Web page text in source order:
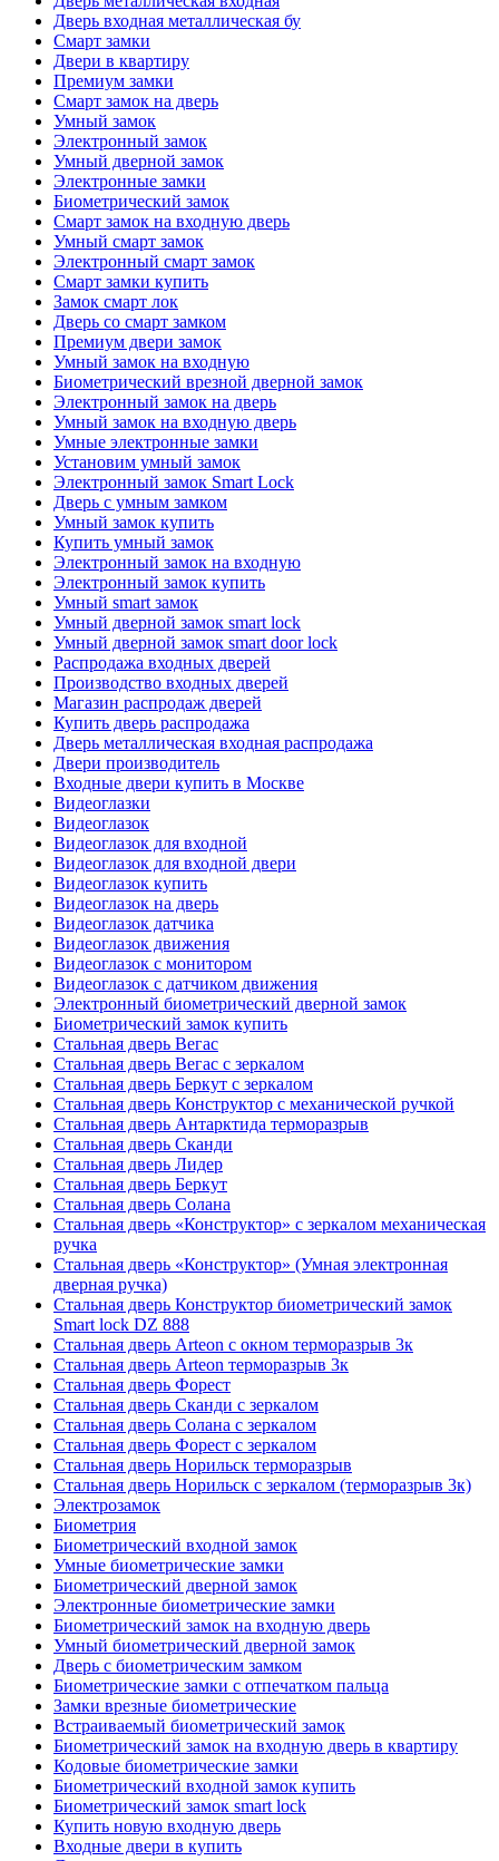
Дверь входная металлическая бу
Смарт замки
Двери в квартиру
Премиум замки
Смарт замок на дверь
Умный замок
Электронный замок
Умный дверной замок
Электронные замки
Биометрический замок
Смарт замок на входную дверь
Умный смарт замок
Электронный смарт замок
Смарт замки купить
Замок смарт лок
Дверь со смарт замком
Премиум двери замок
Умный замок на входную
Биометрический врезной дверной замок
Электронный замок на дверь
Умный замок на входную дверь
Умные электронные замки
Установим умный замок
Электронный замок Smart Lock
Дверь с умным замком
Умный замок купить
Купить умный замок
Электронный замок на входную
Электронный замок купить
Умный smart замок
Умный дверной замок smart lock
Умный дверной замок smart door lock
Распродажа входных дверей
Производство входных дверей
Магазин распродаж дверей
Купить дверь распродажа
Дверь металлическая входная распродажа
Двери производитель
Входные двери купить в Москве
Видеоглазки
Видеоглазок
Видеоглазок для входной
Видеоглазок для входной двери
Видеоглазок купить
Видеоглазок на дверь
Видеоглазок датчика
Видеоглазок движения
Видеоглазок с монитором
Видеоглазок с датчиком движения
Электронный биометрический дверной замок
Биометрический замок купить
Стальная дверь Вегас
Стальная дверь Вегас с зеркалом
Стальная дверь Беркут с зеркалом
Стальная дверь Конструктор с механической ручкой
Стальная дверь Антарктида терморазрыв
Стальная дверь Сканди
Стальная дверь Лидер
Стальная дверь Беркут
Стальная дверь Солана
Стальная дверь «Конструктор» с зеркалом механическая
ручка
Стальная дверь «Конструктор» (Умная электронная
дверная ручка)
Стальная дверь Конструктор биометрический замок
Smart lock DZ 888
Стальная дверь Arteon с окном терморазрыв 3к
Стальная дверь Arteon терморазрыв 3к
Стальная дверь Форест
Стальная дверь Сканди с зеркалом
Стальная дверь Солана с зеркалом
Стальная дверь Форест с зеркалом
Стальная дверь Норильск терморазрыв
Стальная дверь Норильск с зеркалом (терморазрыв 3к)
Электрозамок
Биометрия
Биометрический входной замок
Умные биометрические замки
Биометрический дверной замок
Электронные биометрические замки
Биометрический замок на входную дверь
Умный биометрический дверной замок
Дверь с биометрическим замком
Биометрические замки с отпечатком пальца
Замки врезные биометрические
Встраиваемый биометрический замок
Биометрический замок на входную дверь в квартиру
Кодовые биометрические замки
Биометрический входной замок купить
Биометрический замок smart lock
Купить новую входную дверь
Входные двери в купить